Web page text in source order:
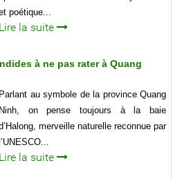
poétique...
Lire la suite
à ne pas rater à Quang
Parlant au symbole de la province Quang
Ninh, on pense toujours à la baie
merveille naturelle reconnue par
l’UNESCO...
Lire la suite